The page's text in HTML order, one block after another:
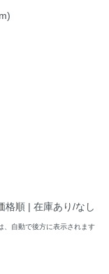
格順 | 在庫あり/なし
、自動で後方に表示されます